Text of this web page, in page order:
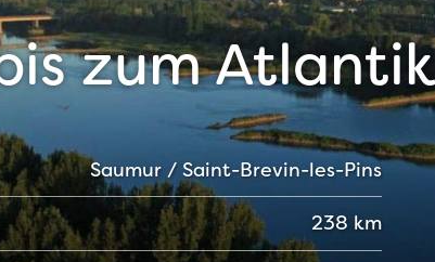
zum Atlantik
Saumur / Saint-Brevin-les-Pins
238 km